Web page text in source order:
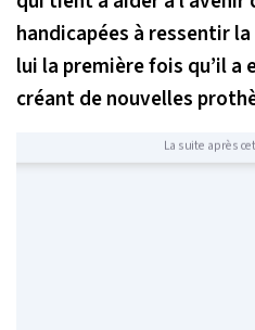
handicapées à ressentir
lui la première fois qu’il a
créant de nouvelles
La suite après